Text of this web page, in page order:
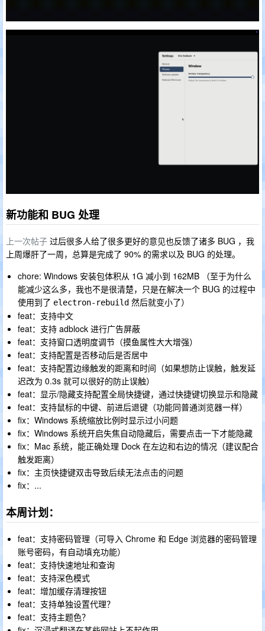
新功能和 BUG 处理
上一次帖子 过后很多人给了很多更好的意见也反馈了诸多 BUG ，我
上周爆肝了一周，总算是完成了 90% 的需求以及 BUG 的处理。
chore: Windows 安装包体积从 1G 减小到 162MB （至于为什么
能减少这么多，我也不是很清楚，只是在解决一个 BUG 的过程中
使用到了 electron-rebuild 然后就变小了）
feat：支持中文
feat：支持 adblock 进行广告屏蔽
feat：支持窗口透明度调节（摸鱼属性大大增强）
feat：支持配置是否移动后是否居中
feat：支持配置边缘触发的距离和时间（如果想防止误触，触发延
迟改为 0.3s 就可以很好的防止误触）
feat：显示/隐藏支持配置全局快捷键，通过快捷键切换显示和隐藏
feat：支持鼠标的中键、前进后退键（功能同普通浏览器一样）
fix：Windows 系统缩放比例时显示过小问题
fix：Windows 系统开启失焦自动隐藏后，需要点击一下才能隐藏
fix：Mac 系统，能正确处理 Dock 在左边和右边的情况（建议配合
触发距离）
fix：主页快捷键双击导致后续无法点击的问题
fix：...
本周计划：
feat：支持密码管理（可导入 Chrome 和 Edge 浏览器的密码管理
账号密码，有自动填充功能）
feat：支持快速地址和查询
feat：支持深色模式
feat：增加缓存清理按钮
feat：支持单独设置代理？
feat：支持主题色？